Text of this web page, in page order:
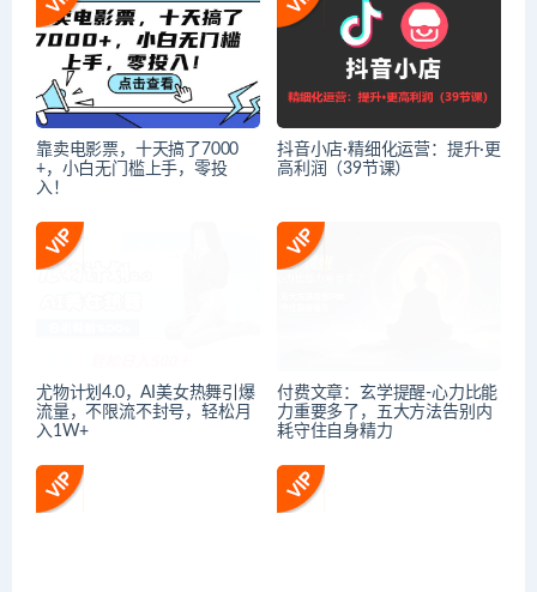
靠卖电影票，十天搞了7000
+，小白无门槛上手，零投
入！
抖音小店·精细化运营：提升·更
高利润（39节课）
尤物计划4.0，AI美女热舞引爆
流量，不限流不封号，轻松月
入1W+
付费文章：玄学提醒-心力比能
力重要多了，五大方法告别内
耗守住自身精力